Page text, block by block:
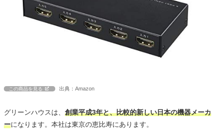
この商品を見る 出典：Amazon
グリーンハウスは、 創業平成3年と、比較的新しい日本の機器メーカ
ーになります。本社は東京の恵比寿にあります。